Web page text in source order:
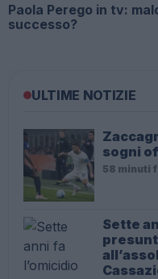
Paola Perego in tv:
successo?
ULTIME NOTIZIE
sogni
58 minuti
Sette